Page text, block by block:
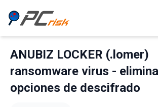
ANUBIZ LOCKER (.lomer)
ransomware virus -
opciones de descifrado